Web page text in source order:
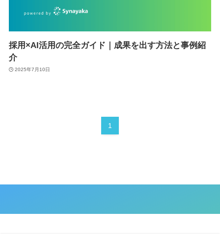
採用×AI活用の完全ガイド｜成果を出す方法と事例紹
介
2025年7月10日
1